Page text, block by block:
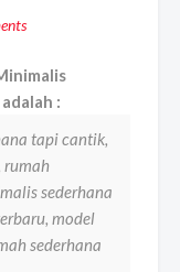
:
tapi cantik,
rumah
sederhana
model
sederhana